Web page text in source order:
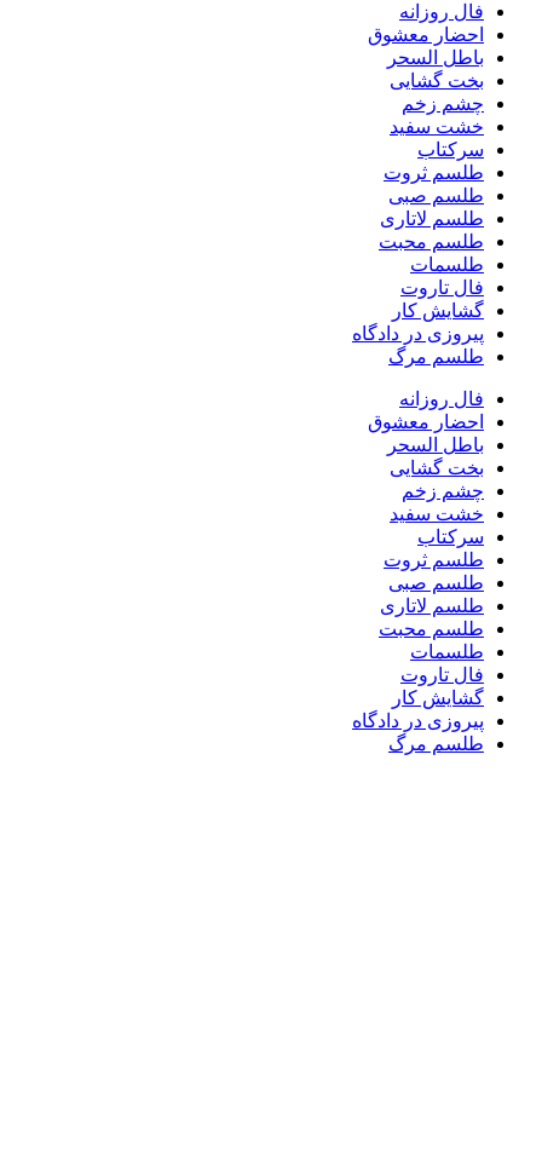
فال روزانه
احضار معشوق
باطل السحر
بخت گشایی
چشم زخم
خشت سفید
سرکتاب
طلسم ثروت
طلسم صبی
طلسم لاتاری
طلسم محبت
طلسمات
فال تاروت
گشایش کار
پیروزی در دادگاه
طلسم مرگ
فال روزانه
احضار معشوق
باطل السحر
بخت گشایی
چشم زخم
خشت سفید
سرکتاب
طلسم ثروت
طلسم صبی
طلسم لاتاری
طلسم محبت
طلسمات
فال تاروت
گشایش کار
پیروزی در دادگاه
طلسم مرگ